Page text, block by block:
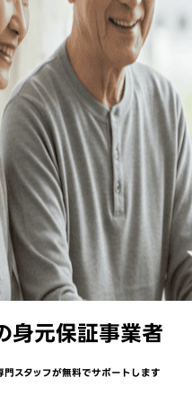
身元保証事業者
門スタッフが無料でサポートします